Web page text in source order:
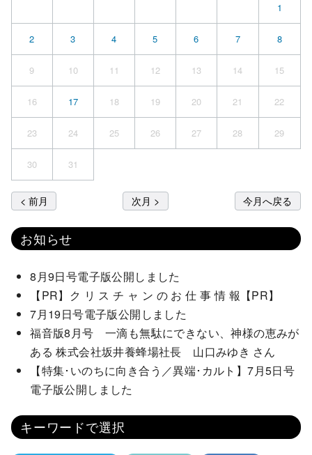
1
2 3 4 5 6 7 8
9 10 11 12 13 14 15
16 17 18 19 20 21 22
23 24 25 26 27 28 29
30 31
< 前月 次月 > 今月へ戻る
お知らせ
8月9日号電子版公開しました
【PR】ク リ ス チ ャ ン の お 仕 事 情 報【PR】
7月19日号電子版公開しました
福音版8月号 一滴も無駄にできない、神様の恵みが
ある 株式会社坂井養蜂場社長 山口みゆき さん
【特集･いのちに向き合う／異端･カルト】7月5日号
電子版公開しました
キーワードで選択